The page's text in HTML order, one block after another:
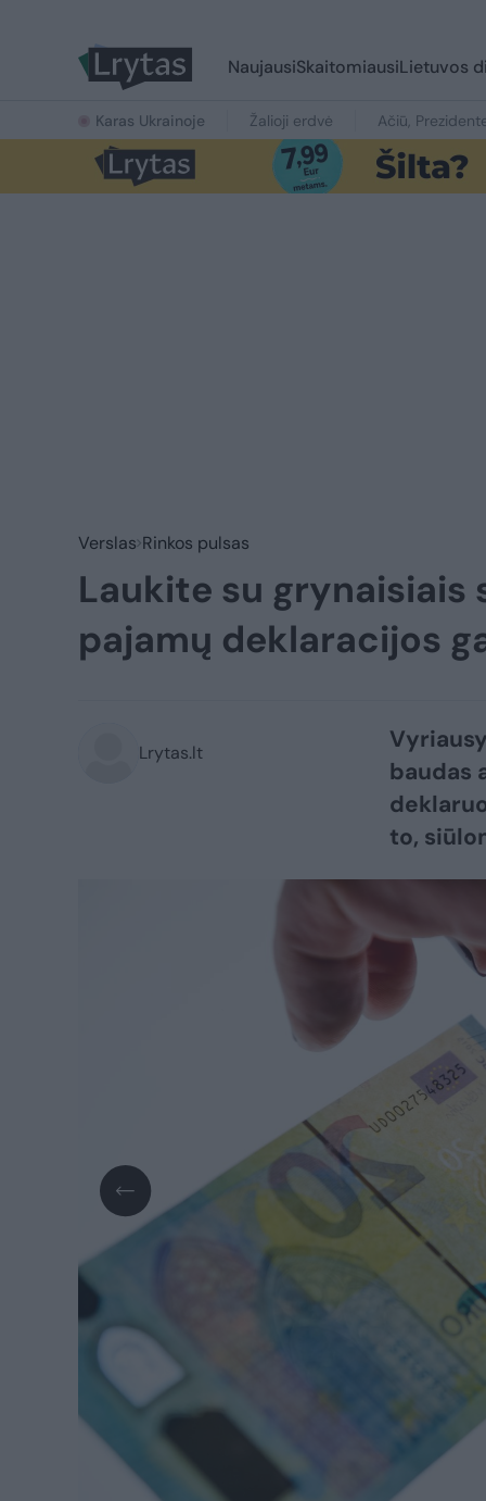
NaujausiSkaitomiausiLietuvos
Karas Ukrainoje Žalioji erdvė Ačiū,
Verslas Rinkos pulsas
Laukite su grynaisiais
pajamų deklaracijos
Lrytas.lt
baudas
to,